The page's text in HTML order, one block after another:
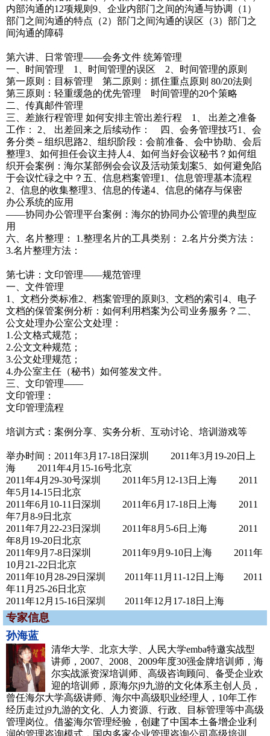
内部沟通的12项规则9、企业内部门之间的沟通与协调（1）
部门之间沟通的特点（2）部门之间沟通的误区（3）部门之
间沟通的障碍
第六讲、日常管理——会务文件 统筹管理
一、时间管理 1、时间管理的误区 2、时间管理的原则
第一原则：目标管理 第二原则：抓住重点原则 80/20法则
第三原则：轻重缓急的优先管理 时间管理的20个策略
二、传真邮件管理
三、差旅行程管理 如何安排主管出差行程 1、 出差之准备
工作： 2、 出差回来之后续动作： 四、会务管理技巧1、会
务分类－组织思路2、组织阶段：会前准备、会中协助、会后
整理3、如何担任会议主持人4、如何当好会议秘书？如何组
织开会案例：海尔某部例会会议及活动策划案5、如何避免陷
于会议忙碌之中？五、信息档案管理1、信息管理基本流程
2、信息的收集整理3、信息的传递4、信息的储存与保密
办公系统的应用
——协同办公管理平台案例：海尔的协同办公管理的典型应
用
六、名片整理： 1.整理名片的工具类别： 2.名片分类方法：
3.名片整理方法：
第七讲：文印管理——规范管理
一、文件管理
1、文档分类标准2、档案管理的原则3、文档的索引4、电子
文档的保管案例分析：如何利用档案为公司业务服务？二、
公文处理办公室公文处理：
1.公文格式规范；
2.公文文种规范；
3.公文处理规范；
4.办公室主任（秘书）如何签发文件。
三、文印管理——
文印管理：
文印管理流程
培训方式：案例分享、实务分析、互动讨论、培训游戏等
举办时间：2011年3月17-18日深圳 2011年3月19-20日上
海 2011年4月15-16号北京
2011年4月29-30号深圳 2011年5月12-13日上海 2011
年5月14-15日北京
2011年6月10-11日深圳 2011年6月17-18日上海 2011
年7月8-9日北京
2011年7月22-23日深圳 2011年8月5-6日上海 2011
年8月19-20日北京
2011年9月7-8日深圳 2011年9月9-10日上海 2011年
10月21-22日北京
2011年10月28-29日深圳 2011年11月11-12日上海 2011
年11月25-26日北京
2011年12月15-16日深圳 2011年12月17-18日上海
专家信息
孙海蓝
清华大学、北京大学、人民大学emba特邀实战型
讲师，2007、2008、2009年度30强金牌培训师，海
尔实战派资深培训师、高级咨询顾问、备受企业欢
迎的培训师，原海尔j9九游的文化体系主创人员，
曾任海尔大学高级讲师、海尔中高级职业经理人，10年工作
经历走过j9九游的文化、人力资源、行政、目标管理等中高级
管理岗位。借鉴海尔管理经验，创建了中国本土备增企业利
润的管理咨询模式，国内多家企业管理咨询公司高级培训